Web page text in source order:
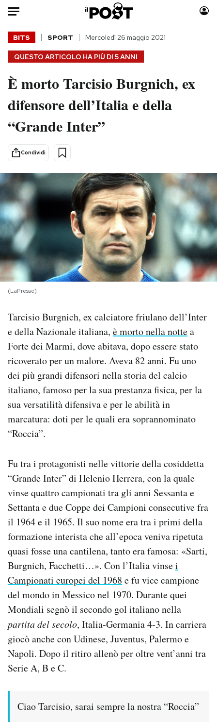
Auto
HOME
Italia
Politica
Tecnologia
Scienza
Economia
Sport
Moda
Consumismi
Altrecose
Mondiali calcio 2026
PODCAST
NEWSLETTER
SHOP
CALENDARIO
AREA PERSONALE
Area Personale
Newsletter
Hai bisogno di aiuto?
Esci
QUESTO ARTICOLO HA PIÙ DI 5 ANNI
BITS SPORT Mercoledì 26 maggio 2021
È morto Tarcisio Burgnich, ex
difensore dell’Italia e della
“Grande Inter”
Condividi
(LaPresse)
Tarcisio Burgnich, ex calciatore friulano dell’Inter
e della Nazionale italiana, è morto nella nottea
Forte dei Marmi, dove abitava, dopo essere stato
ricoverato per un malore. Aveva 82 anni. Fu uno
dei più grandi difensori nella storia del calcio
italiano, famoso per la sua prestanza fisica, per la
sua versatilità difensiva e per le abilità in
marcatura: doti per le quali era soprannominato
“Roccia”.
Fu tra i protagonisti nelle vittorie della cosiddetta
“Grande Inter” di Helenio Herrera, con la quale
vinse quattro campionati tra gli anni Sessanta e
Settanta e due Coppe dei Campioni consecutive fra
il 1964 e il 1965. Il suo nome era tra i primi della
formazione interista che all’epoca veniva ripetuta
quasi fosse una cantilena, tanto era famosa: «Sarti,
Burgnich, Facchetti…». Con l’Italia vinsei
Campionati europei del 1968 e fu vice campione
del mondo in Messico nel 1970. Durante quei
Mondiali segnò il secondo gol italiano nella
partita del secolo, Italia-Germania 4-3. In carriera
giocò anche con Udinese, Juventus, Palermo e
Napoli. Dopo il ritiro allenò per oltre vent’anni tra
Serie A, B e C.
Ciao Tarcisio, sarai sempre la nostra “Roccia”